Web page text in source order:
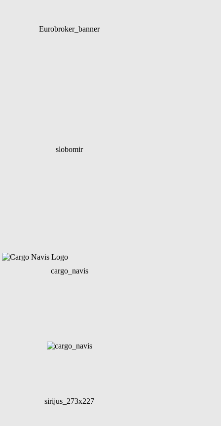
Eurobroker_banner
slobomir
cargo_navis
sirijus_273x227